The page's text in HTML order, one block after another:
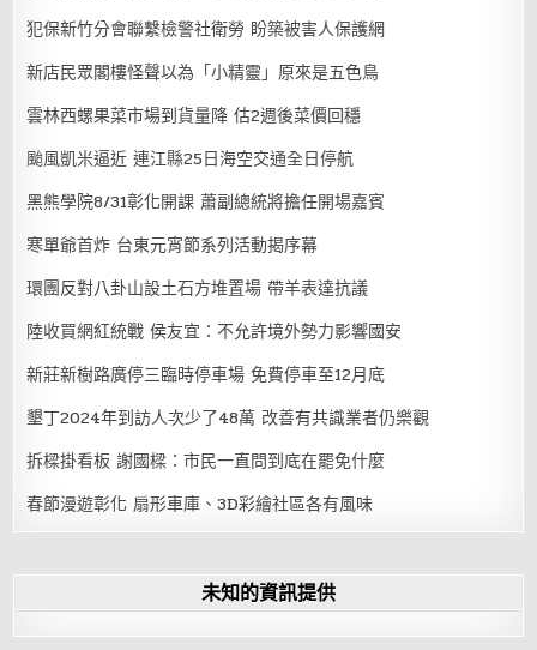
犯保新竹分會聯繫檢警社衛勞 盼築被害人保護網
新店民眾閣樓怪聲以為「小精靈」原來是五色鳥
雲林西螺果菜市場到貨量降 估2週後菜價回穩
颱風凱米逼近 連江縣25日海空交通全日停航
黑熊學院8/31彰化開課 蕭副總統將擔任開場嘉賓
寒單爺首炸 台東元宵節系列活動揭序幕
環團反對八卦山設土石方堆置場 帶羊表達抗議
陸收買網紅統戰 侯友宜：不允許境外勢力影響國安
新莊新樹路廣停三臨時停車場 免費停車至12月底
墾丁2024年到訪人次少了48萬 改善有共識業者仍樂觀
拆樑掛看板 謝國樑：市民一直問到底在罷免什麼
春節漫遊彰化 扇形車庫、3D彩繪社區各有風味
未知的資訊提供